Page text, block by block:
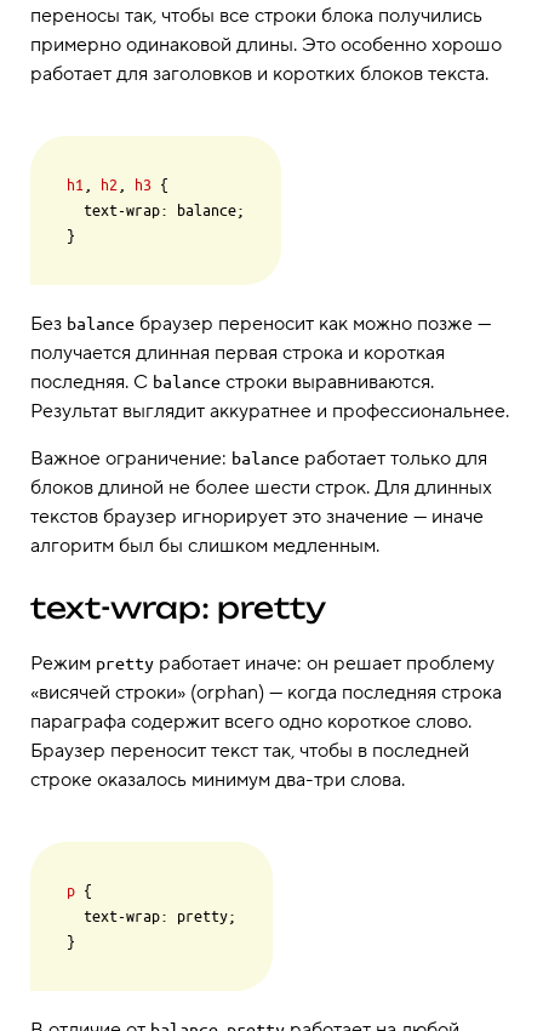
переносы так, чтобы все строки блока получились
примерно одинаковой длины. Это особенно хорошо
работает для заголовков и коротких блоков текста.
h1 h2 h3 {
Без balance браузер переносит как можно позже —
получается длинная первая строка и короткая
последняя. С balance строки выравниваются.
Результат выглядит аккуратнее и профессиональнее.
Важное ограничение: balance работает только для
блоков длиной не более шести строк. Для длинных
текстов браузер игнорирует это значение — иначе
алгоритм был бы слишком медленным.
text-wrap: pretty
Режим pretty работает иначе: он решает проблему
«висячей строки» (orphan) — когда последняя строка
параграфа содержит всего одно короткое слово.
Браузер переносит текст так, чтобы в последней
строке оказалось минимум два-три слова.
p {